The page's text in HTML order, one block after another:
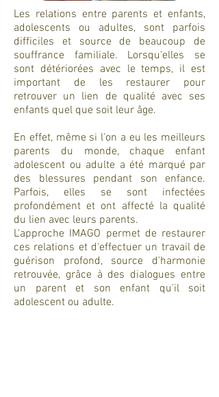
Les relations entre parents et enfants,
adolescents ou adultes, sont parfois
difficiles et source de beaucoup de
souffrance familiale. Lorsqu'elles se
sont détériorées avec le temps, il est
important de les restaurer pour
retrouver un lien de qualité avec ses
enfants quel que soit leur âge.
En effet, même si l'on a eu les meilleurs
parents du monde, chaque enfant
adolescent ou adulte a été marqué par
des blessures pendant son enfance.
Parfois, elles se sont infectées
profondément et ont affecté la qualité
du lien avec leurs parents.
L'approche IMAGO permet de restaurer
ces relations et d'effectuer un travail de
guérison profond, source d'harmonie
retrouvée, grâce à des dialogues entre
un parent et son enfant qu'il soit
adolescent ou adulte.